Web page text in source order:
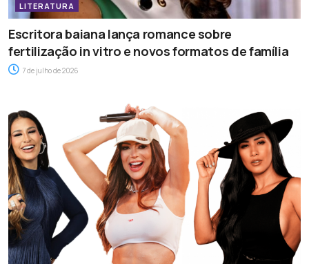
LITERATURA
Escritora baiana lança romance sobre
fertilização in vitro e novos formatos de família
7 de julho de 2026